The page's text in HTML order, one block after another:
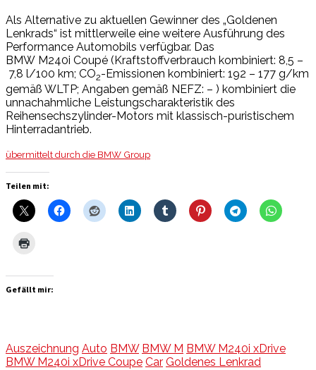
Als Alternative zu aktuellen Gewinner des „Goldenen
Lenkrads“ ist mittlerweile eine weitere Ausführung des
Performance Automobils verfügbar. Das
BMW M240i Coupé (Kraftstoffverbrauch kombiniert: 8,5 –
7,8 l/100 km; CO2-Emissionen kombiniert: 192 – 177 g/km
gemäß WLTP; Angaben gemäß NEFZ: – ) kombiniert die
unnachahmliche Leistungscharakteristik des
Reihensechszylinder-Motors mit klassisch-puristischem
Hinterradantrieb.
übermittelt durch die BMW Group
Teilen mit:
Gefällt mir:
Auszeichnung Auto BMW BMW M BMW M240i xDrive
BMW M240i xDrive Coupe Car Goldenes Lenkrad